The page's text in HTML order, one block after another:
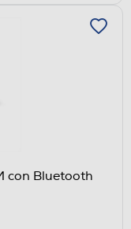
con Bluetooth